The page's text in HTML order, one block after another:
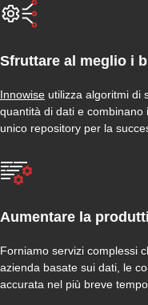
Sfruttare al meglio i
Innowise utilizza algoritmi di
quantità di dati e
unico repository per la
Aumentare la
Forniamo servizi complessi
azienda basate sui dati, le
accurata nel più breve